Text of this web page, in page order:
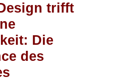
trifft
Die
des